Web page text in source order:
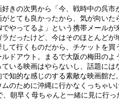
きの次男から「今、戦時中の呉市
とても良かったから、気が向いた
やってるよ」という携帯メールが
だったけど、今はそのほとんどが
て行くものだから、チケットを買
ドアウト。まるで大阪の梅田のよ
いる映画はやらないし、話題には
知的な感じのする素敵な映画館だ
のために沖縄に行かなくっちゃい
朝早く母ちゃんと一緒に見に行っ